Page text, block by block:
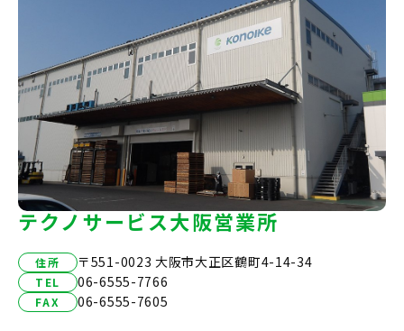
テクノサービス大阪営業所
住所 〒551-0023 大阪市大正区鶴町4-14-34
TEL 06-6555-7766
FAX 06-6555-7605